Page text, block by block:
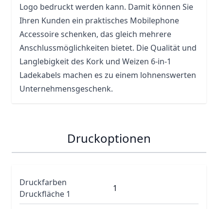
Logo bedruckt werden kann. Damit können Sie
Ihren Kunden ein praktisches Mobilephone
Accessoire schenken, das gleich mehrere
Anschlussmöglichkeiten bietet. Die Qualität und
Langlebigkeit des Kork und Weizen 6-in-1
Ladekabels machen es zu einem lohnenswerten
Unternehmensgeschenk.
Druckoptionen
Druckfarben
Druckfläche 1
1